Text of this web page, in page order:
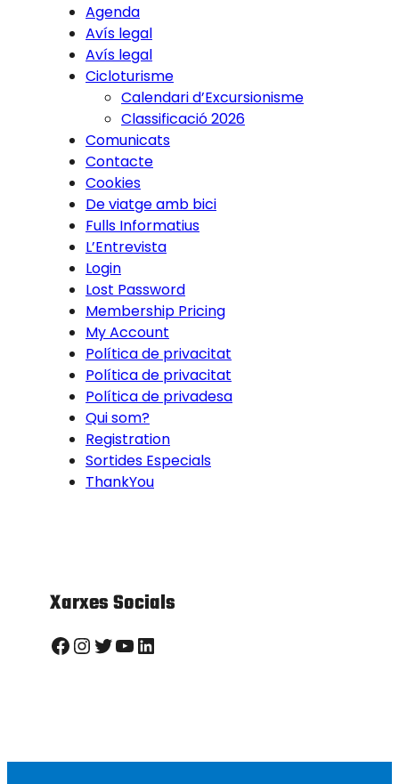
Agenda
Avís legal
Avís legal
Cicloturisme
Calendari d’Excursionisme
Classificació 2026
Comunicats
Contacte
Cookies
De viatge amb bici
Fulls Informatius
L’Entrevista
Login
Lost Password
Membership Pricing
My Account
Política de privacitat
Política de privacitat
Política de privadesa
Qui som?
Registration
Sortides Especials
ThankYou
Xarxes Socials
Facebook InstagramTwitter YouTube LinkedIn